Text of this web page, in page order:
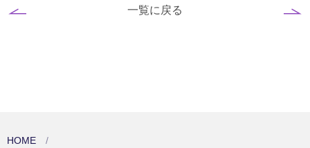
一覧に戻る
HOME